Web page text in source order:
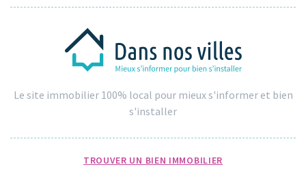
Le site immobilier 100% local pour mieux s'informer et bien
s'installer
TROUVER UN BIEN IMMOBILIER